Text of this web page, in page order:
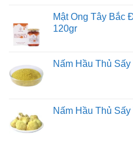
Thành phần dinh dưỡng:
quý giá, bao gồm:
Mật Ong Tây Bắc
120gr
Nấm Hầu Thủ
Nấm Hầu Thủ